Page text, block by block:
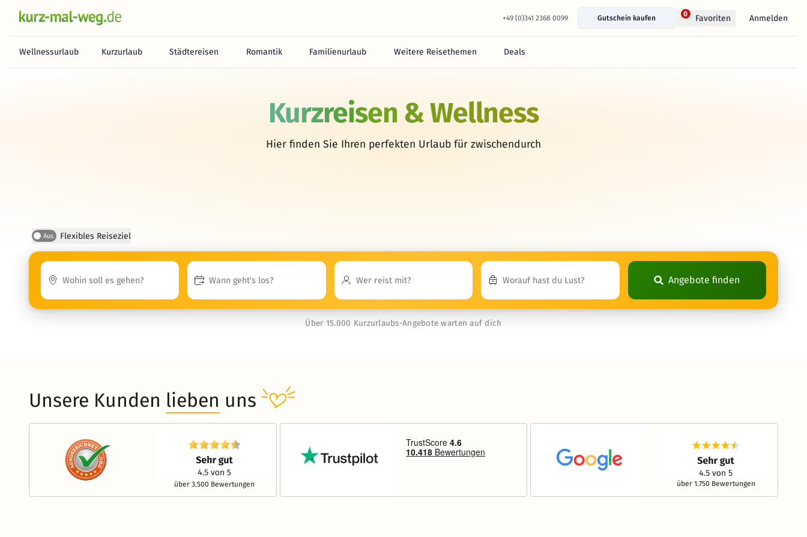
+49 (0)341 2368 0099 Gutschein kaufen
0 Favoriten Anmelden
Wellnessurlaub Kurzurlaub Städtereisen Romantik Familienurlaub Weitere Reisethemen Deals
Kurzreisen & Wellness
Hier finden Sie Ihren perfekten Urlaub für zwischendurch
Aus Flexibles Reiseziel
Angebote finden
Über 15.000 Kurzurlaubs-Angebote warten auf dich
Unsere Kunden lieben uns
über 3.500 Bewertungen über 1.750 Bewertungen